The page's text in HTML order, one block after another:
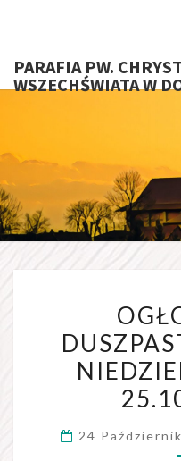
PARAFIA PW.
WSZECHŚWIATA W
24